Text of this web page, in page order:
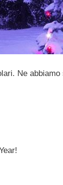
Ne